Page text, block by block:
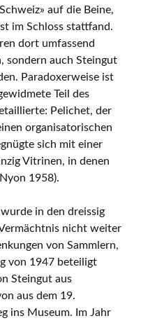
auf die Beine,
im Schloss stattfand.
dort umfassend
sondern auch Steingut
Paradoxerweise ist
Teil des
Pelichet, der
organisatorischen
sich mit einer
Vitrinen, in denen
1958).
in den dreissig
nicht weiter
von Sammlern,
von 1947 beteiligt
Steingut aus
aus dem 19.
ins Museum. Im Jahr